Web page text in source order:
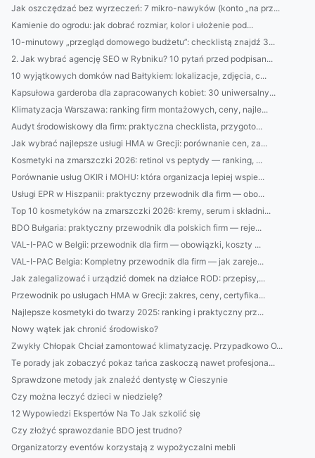
Jak oszczędzać bez wyrzeczeń: 7 mikro-nawyków (konto „na prz...
Kamienie do ogrodu: jak dobrać rozmiar, kolor i ułożenie pod...
10-minutowy „przegląd domowego budżetu”: checklistą znajdź 3...
2. Jak wybrać agencję SEO w Rybniku? 10 pytań przed podpisan...
10 wyjątkowych domków nad Bałtykiem: lokalizacje, zdjęcia, c...
Kapsułowa garderoba dla zapracowanych kobiet: 30 uniwersalny...
Klimatyzacja Warszawa: ranking firm montażowych, ceny, najle...
Audyt środowiskowy dla firm: praktyczna checklista, przygoto...
Jak wybrać najlepsze usługi HMA w Grecji: porównanie cen, za...
Kosmetyki na zmarszczki 2026: retinol vs peptydy — ranking, ...
Porównanie usług OKIR i MOHU: która organizacja lepiej wspie...
Usługi EPR w Hiszpanii: praktyczny przewodnik dla firm — obo...
Top 10 kosmetyków na zmarszczki 2026: kremy, serum i składni...
BDO Bułgaria: praktyczny przewodnik dla polskich firm — reje...
VAL-I-PAC w Belgii: przewodnik dla firm — obowiązki, koszty ...
VAL-I-PAC Belgia: Kompletny przewodnik dla firm — jak zareje...
Jak zalegalizować i urządzić domek na działce ROD: przepisy,...
Przewodnik po usługach HMA w Grecji: zakres, ceny, certyfika...
Najlepsze kosmetyki do twarzy 2025: ranking i praktyczny prz...
Nowy wątek jak chronić środowisko?
Zwykły Chłopak Chciał zamontować klimatyzację. Przypadkowo O...
Te porady jak zobaczyć pokaz tańca zaskoczą nawet profesjona...
Sprawdzone metody jak znaleźć dentystę w Cieszynie
Czy można leczyć dzieci w niedzielę?
12 Wypowiedzi Ekspertów Na To Jak szkolić się
Czy złożyć sprawozdanie BDO jest trudno?
Organizatorzy eventów korzystają z wypożyczalni mebli